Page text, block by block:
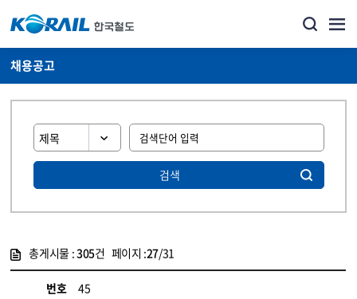
채용공고
검색
총게시물 :305건 페이지 :27/31
번호
45